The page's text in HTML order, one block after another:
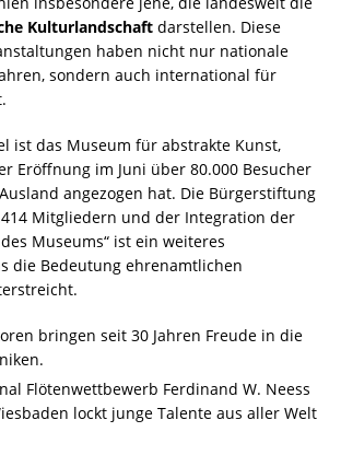
Kulturlandschaft darstellen. Diese
haben nicht nur nationale
sondern auch international für
ist das Museum für abstrakte Kunst,
Eröffnung im Juni über 80.000 Besucher
angezogen hat. Die Bürgerstiftung
Mitgliedern und der Integration der
Museums“ ist ein weiteres
die Bedeutung ehrenamtlichen
bringen seit 30 Jahren Freude in die
Flötenwettbewerb Ferdinand W. Neess
lockt junge Talente aus aller Welt